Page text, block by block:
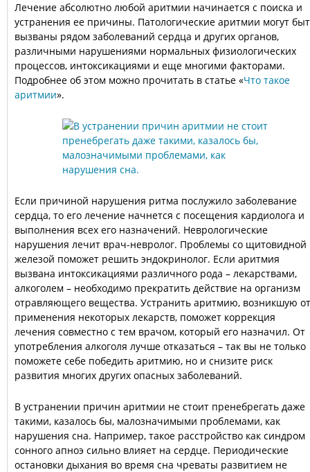
Лечение абсолютно любой аритмии начинается с поиска и
устранения ее причины. Патологические аритмии могут
вызваны рядом заболеваний сердца и других органов,
различными нарушениями нормальных физиологических
процессов, интоксикациями и еще многими факторами.
Подробнее об этом можно прочитать в статье «Что такое
аритмии».
Если причиной нарушения ритма послужило заболевание
сердца, то его лечение начнется с посещения кардиолога и
выполнения всех его назначений. Неврологические
нарушения лечит врач-невролог. Проблемы со щитовидной
железой поможет решить эндокринолог. Если аритмия
вызвана интоксикациями различного рода – лекарствами,
алкоголем – необходимо прекратить действие на организм
отравляющего вещества. Устранить аритмию, возникшую от
применения некоторых лекарств, поможет коррекция
лечения совместно с тем врачом, который его назначил. От
употребления алкоголя лучше отказаться – так вы не только
поможете себе победить аритмию, но и снизите риск
развития многих других опасных заболеваний.
В устранении причин аритмии не стоит пренебрегать даже
такими, казалось бы, малозначимыми проблемами, как
нарушения сна. Например, такое расстройство как синдром
сонного апноэ сильно влияет на сердце. Периодические
остановки дыхания во время сна чреваты развитием не